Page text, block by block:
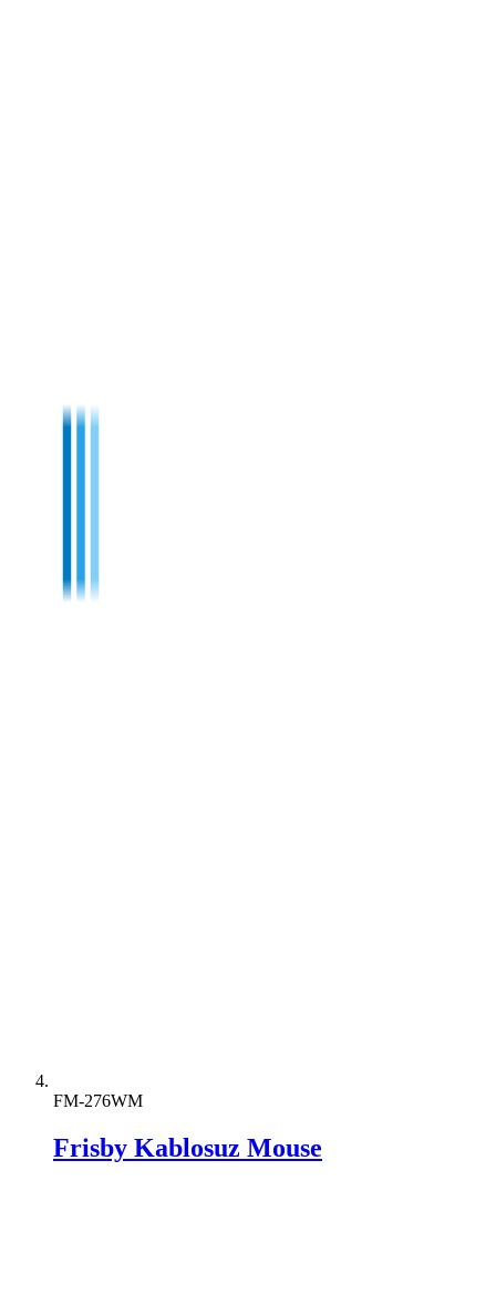
FM-276WM
Frisby Kablosuz Mouse